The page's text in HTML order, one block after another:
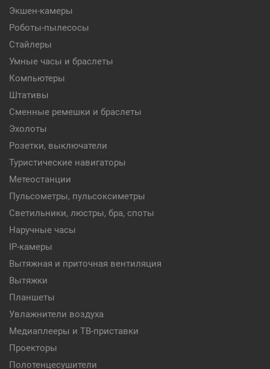
Экшен-камеры
Роботы-пылесосы
Стайлеры
Умные часы и браслеты
Компьютеры
Штативы
Сменные ремешки и браслеты
Эхолоты
Розетки, выключатели
Туристические навигаторы
Метеостанции
Пульсометры, пульсоксиметры
Светильники, люстры, бра, споты
Наручные часы
IP-камеры
Вытяжная и приточная вентиляция
Вытяжки
Планшеты
Увлажнители воздуха
Медиаплееры и ТВ-приставки
Проекторы
Полотенцесушители